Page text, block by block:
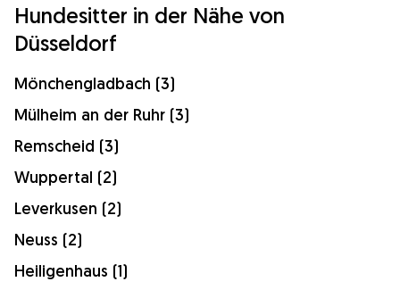
Hundesitter in der Nähe von
Düsseldorf
Mönchengladbach (3)
Mülheim an der Ruhr (3)
Remscheid (3)
Wuppertal (2)
Leverkusen (2)
Neuss (2)
Heiligenhaus (1)